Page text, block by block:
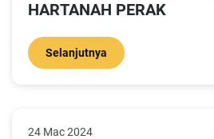
HARTANAH PERAK
Selanjutnya
24 Mac 2024